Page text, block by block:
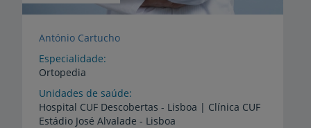
António Cartucho
Especialidade
Ortopedia
Unidades de saúde
Hospital CUF Descobertas - Lisboa | Clínica CUF
Estádio José Alvalade - Lisboa